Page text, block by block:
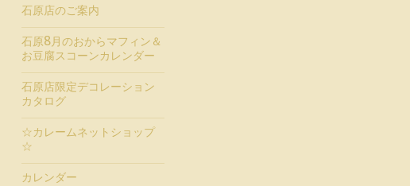
石原店のご案内
石原8月のおからマフィン＆
お豆腐スコーンカレンダー
石原店限定デコレーション
カタログ
☆カレームネットショップ
☆
カレンダー